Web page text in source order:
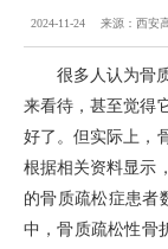
2024-11-24 来源：西安
很多人认为骨
来看待，甚至觉得
好了。但实际上，
根据相关资料显示
的骨质疏松症患者
中，骨质疏松性骨